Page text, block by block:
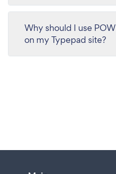
Why should I use
on my Typepad site?